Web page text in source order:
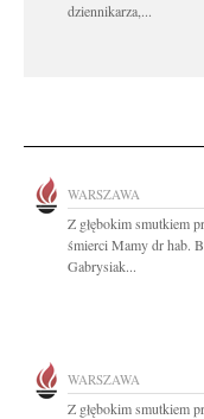
dziennikarza,...
WARSZAWA
Z głębokim smutkiem
śmierci Mamy dr hab.
Gabrysiak...
WARSZAWA
Z głębokim smutkiem